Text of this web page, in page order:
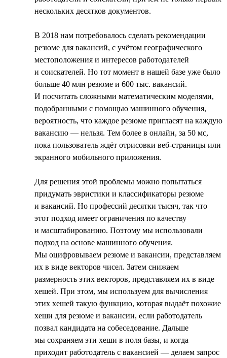
нескольких десятков документов.
В 2018 нам потребовалось сделать рекомендации
резюме для вакансий, с учётом географического
местоположения и интересов работодателей
и соискателей. Но тот момент в нашей базе уже было
больше 40 млн резюме и 600 тыс. вакансий.
И посчитать сложными математическим моделями,
подобранными с помощью машинного обучения,
вероятность, что каждое резюме пригласят на каждую
вакансию — нельзя. Тем более в онлайн, за 50 мс,
пока пользователь ждёт отрисовки веб-страницы или
экранного мобильного приложения.
Для решения этой проблемы можно попытаться
придумать эвристики и классификаторы резюме
и вакансий. Но профессий десятки тысяч, так что
этот подход имеет ограничения по качеству
и масштабированию. Поэтому мы использовали
подход на основе машинного обучения.
Мы оцифровываем резюме и вакансии, представляем
их в виде векторов чисел. Затем снижаем
размерность этих векторов, представляем их в виде
хешей. При этом, мы используем для вычисления
этих хешей такую функцию, которая выдаёт похожие
хеши для резюме и вакансии, если работодатель
позвал кандидата на собеседование. Дальше
мы сохраняем эти хеши в поля базы, и когда
приходит работодатель с вакансией — делаем запрос